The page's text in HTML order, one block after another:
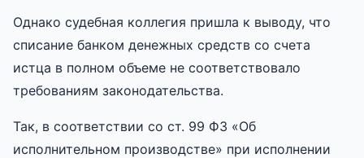
Однако судебная коллегия пришла к выводу, что
списание банком денежных средств со счета
истца в полном объеме не соответствовало
требованиям законодательства.
Так, в соответствии со ст. 99 ФЗ «Об
исполнительном производстве» при исполнении